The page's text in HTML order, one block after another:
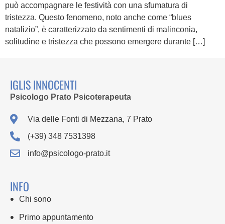
può accompagnare le festività con una sfumatura di
tristezza. Questo fenomeno, noto anche come “blues
natalizio”, è caratterizzato da sentimenti di malinconia,
solitudine e tristezza che possono emergere durante […]
IGLIS INNOCENTI
Psicologo Prato Psicoterapeuta
Via delle Fonti di Mezzana, 7 Prato
(+39) 348 7531398
info@psicologo-prato.it
INFO
Chi sono
Primo appuntamento